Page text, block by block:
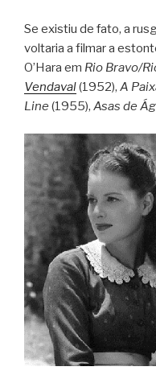
Se existiu de fato, a
voltaria a filmar a
O’Hara em Rio Bravo/
Vendaval(1952), A
Line (1955), Asas de